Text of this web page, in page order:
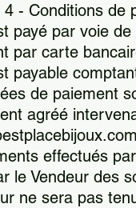
4 - Conditions de
payé par voie
par carte
payable
de paiement
agréé
effectués
le Vendeur des
ne sera pas